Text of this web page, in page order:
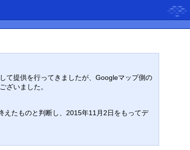
て提供を行ってきましたが、Googleマップ側の
ざいました。
えたものと判断し、2015年11月2日をもってデ